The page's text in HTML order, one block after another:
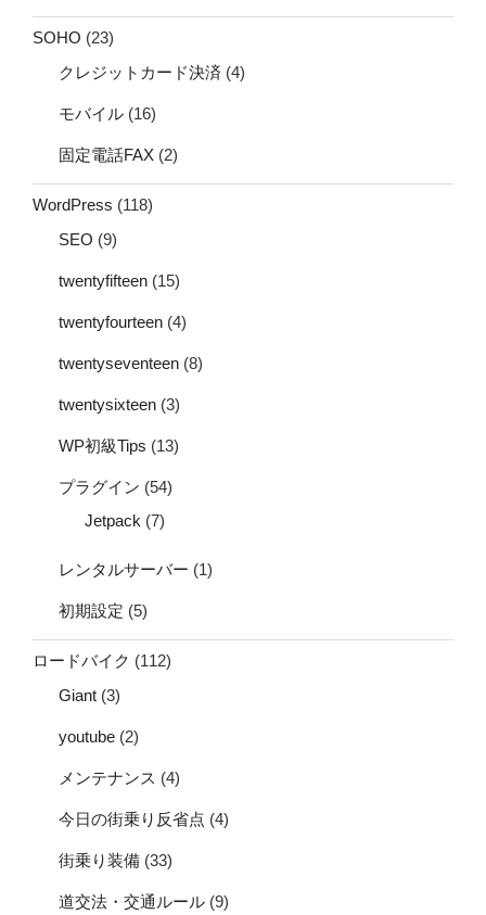
SOHO (23)
クレジットカード決済 (4)
モバイル (16)
固定電話FAX (2)
WordPress (118)
SEO (9)
twentyfifteen (15)
twentyfourteen (4)
twentyseventeen (8)
twentysixteen (3)
WP初級Tips (13)
プラグイン (54)
Jetpack (7)
レンタルサーバー (1)
初期設定 (5)
ロードバイク (112)
Giant (3)
youtube (2)
メンテナンス (4)
今日の街乗り反省点 (4)
街乗り装備 (33)
道交法・交通ルール (9)